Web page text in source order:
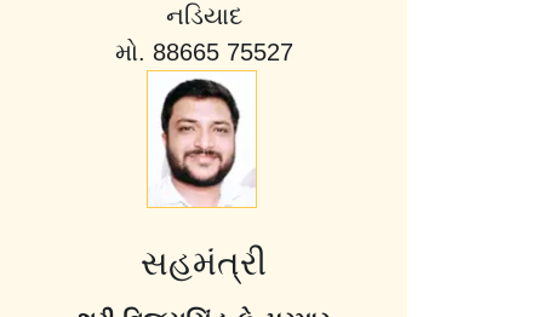
નડિયાદ
મો. 88665 75527
સહમંત્રી